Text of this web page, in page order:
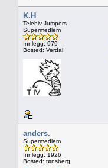
K.H
Telehiv Jumpers
Supermedlem
Innlegg: 979
Bosted: Verdal
anders.
Supermedlem
Innlegg: 1926
Bosted: tønsberg